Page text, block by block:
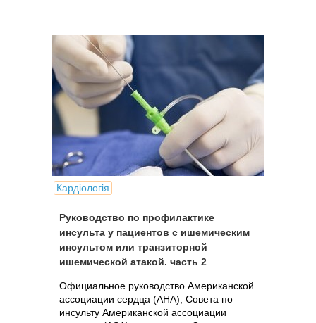
Кардіологія
Руководство по профилактике
инсульта у пациентов с ишемическим
инсультом или транзиторной
ишемической атакой. часть 2
Официальное руководство Американской
ассоциации сердца (AHA), Совета по
инсульту Американской ассоциации